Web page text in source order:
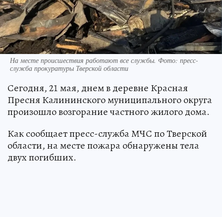
На месте происшествия работают все службы. Фото: пресс-
служба прокуратуры Тверской области
Сегодня, 21 мая, днем в деревне Красная
Пресня Калининского муниципального округа
произошло возгорание частного жилого дома.
Как сообщает пресс-служба МЧС по Тверской
области, на месте пожара обнаружены тела
двух погибших.